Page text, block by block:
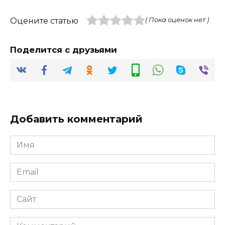
Оцените статью ( Пока оценок нет )
Поделится с друзьями
Добавить комментарий
Имя
*
Email
*
Сайт
Комментарий